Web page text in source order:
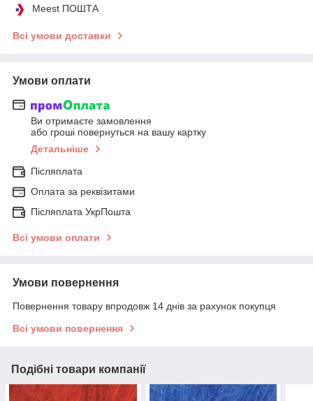
Meest ПОШТА
Всі умови доставки
Умови оплати
Ви отримаєте замовлення
або гроші повернуться на вашу картку
Детальніше
Післяплата
Оплата за реквізитами
Післяплата УкрПошта
Всі умови оплати
Умови повернення
Повернення товару впродовж 14 днів за рахунок покупця
Всі умови повернення
Подібні товари компанії